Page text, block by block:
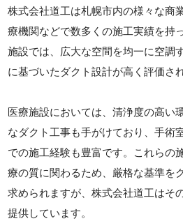
株式会社道工は札幌市内の様々な商
療機関などで数多くの施工実績を持
施設では、広大な空間を均一に空調
に基づいたダクト設計が高く評価さ
医療施設においては、清浄度の高い
なダクト工事も手がけており、手術
での施工経験も豊富です。これらの
療の質に関わるため、厳格な基準を
求められますが、株式会社道工はそ
提供しています。